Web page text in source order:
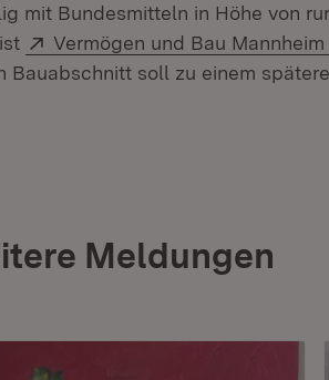
mit Bundesmitteln in Höhe von
Extern:
Vermögen und Bau
Bauabschnitt soll zu einem
Meldungen